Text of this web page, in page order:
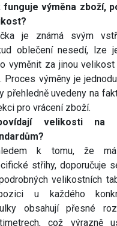
funguje výměna zboží,
je známá svým
oblečení nesedí, lze
vyměnit za jinou
Proces výměny je
přehledně uvedeny na
pro vrácení zboží.
velikosti na
k tomu, že
střihy, doporučuje
velikostních
u každého
obsahují přesné
což výrazně